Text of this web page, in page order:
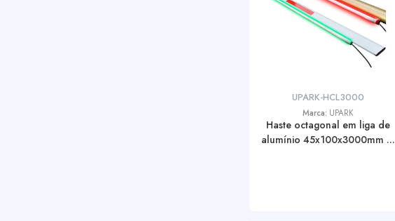
UPARK-HCL3000
Marca: UPARK
Haste octagonal em liga de
alumínio 45x100x3000mm ...